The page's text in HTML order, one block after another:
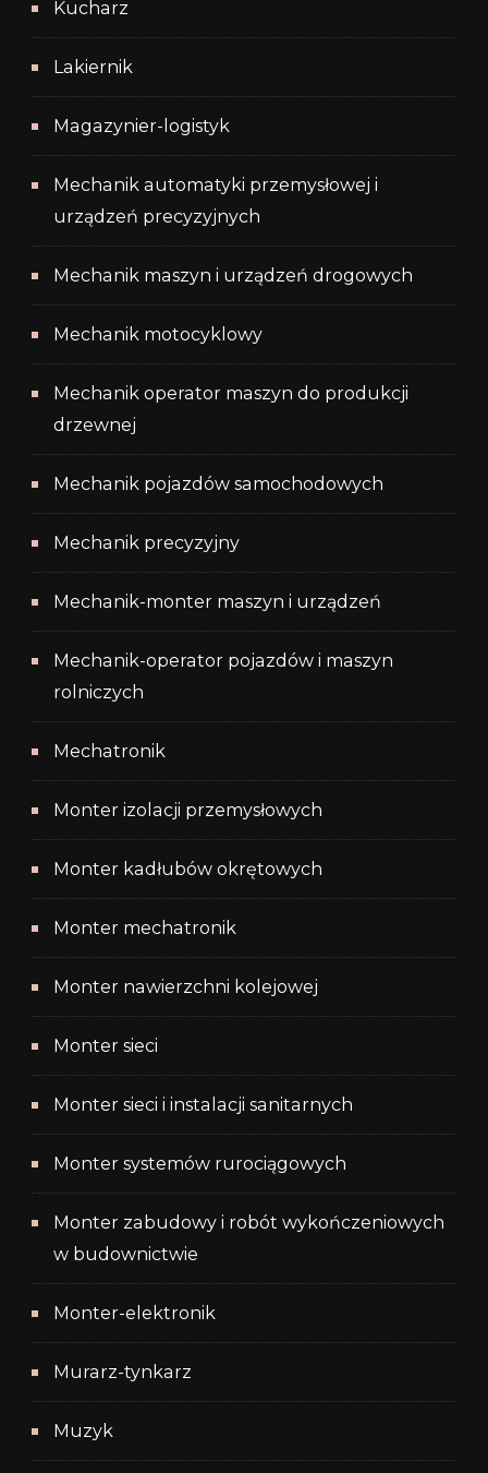
Kucharz
Lakiernik
Magazynier-logistyk
Mechanik automatyki przemysłowej i
urządzeń precyzyjnych
Mechanik maszyn i urządzeń drogowych
Mechanik motocyklowy
Mechanik operator maszyn do produkcji
drzewnej
Mechanik pojazdów samochodowych
Mechanik precyzyjny
Mechanik-monter maszyn i urządzeń
Mechanik-operator pojazdów i maszyn
rolniczych
Mechatronik
Monter izolacji przemysłowych
Monter kadłubów okrętowych
Monter mechatronik
Monter nawierzchni kolejowej
Monter sieci
Monter sieci i instalacji sanitarnych
Monter systemów rurociągowych
Monter zabudowy i robót wykończeniowych
w budownictwie
Monter-elektronik
Murarz-tynkarz
Muzyk